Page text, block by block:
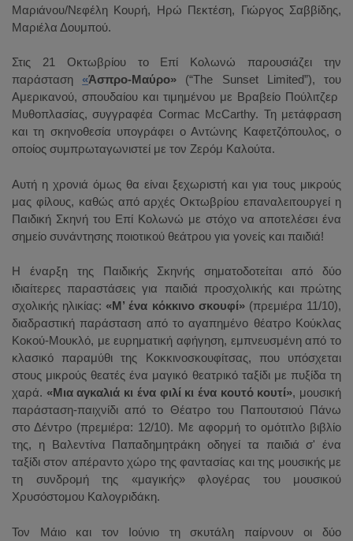
Μαριάνου/Νεφέλη Κουρή, Ηρώ Πεκτέση, Γιώργος Σαββίδης,
Μαριέλα Δουμπού.
Στις 21 Οκτωβρίου το Επί Κολωνώ παρουσιάζει την
παράσταση «Άσπρο-Μαύρο» (“The Sunset Limited”), του
Αμερικανού, σπουδαίου και τιμημένου με Βραβείο Πούλιτζερ
Μυθοπλασίας, συγγραφέα Cormac McCarthy. Τη μετάφραση
και τη σκηνοθεσία υπογράφει ο Αντώνης Καφετζόπουλος, ο
οποίος συμπρωταγωνιστεί με τον Ζερόμ Καλούτα.
Αυτή η χρονιά όμως θα είναι ξεχωριστή και για τους μικρούς
μας φίλους, καθώς από αρχές Οκτωβρίου επαναλειτουργεί η
Παιδική Σκηνή του Επί Κολωνώ με στόχο να αποτελέσει ένα
σημείο συνάντησης ποιοτικού θεάτρου για γονείς και παιδιά!
Η έναρξη της Παιδικής Σκηνής σηματοδοτείται από δύο
ιδιαίτερες παραστάσεις για παιδιά προσχολικής και πρώτης
σχολικής ηλικίας:«Μ’ ένα κόκκινο σκουφί»(πρεμιέρα 11/10),
διαδραστική παράσταση από το αγαπημένο θέατρο Κούκλας
Κοκού-Μουκλό, με ευρηματική αφήγηση, εμπνευσμένη από το
κλασικό παραμύθι της Κοκκινοσκουφίτσας, που υπόσχεται
στους μικρούς θεατές ένα μαγικό θεατρικό ταξίδι με πυξίδα τη
χαρά. «Μια αγκαλιά κι ένα φιλί κι ένα κουτό κουτί», μουσική
παράσταση-παιχνίδι από το Θέατρο του Παπουτσιού Πάνω
στο Δέντρο (πρεμιέρα: 12/10). Με αφορμή το ομότιτλο βιβλίο
της, η Βαλεντίνα Παπαδημητράκη οδηγεί τα παιδιά σ' ένα
ταξίδι στον απέραντο χώρο της φαντασίας και της μουσικής με
τη συνδρομή της «μαγικής» φλογέρας του μουσικού
Χρυσόστομου Καλογριδάκη.
Τον Μάιο και τον Ιούνιο τη σκυτάλη παίρνουν οι δύο